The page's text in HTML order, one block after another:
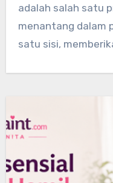
adalah salah satu
menantang dalam
satu sisi,